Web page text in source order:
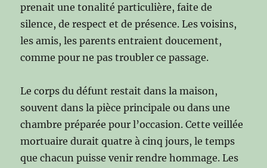
prenait une tonalité particulière, faite de
silence, de respect et de présence. Les voisins,
les amis, les parents entraient doucement,
comme pour ne pas troubler ce passage.
Le corps du défunt restait dans la maison,
souvent dans la pièce principale ou dans une
chambre préparée pour l’occasion. Cette veillée
mortuaire durait quatre à cinq jours, le temps
que chacun puisse venir rendre hommage. Les